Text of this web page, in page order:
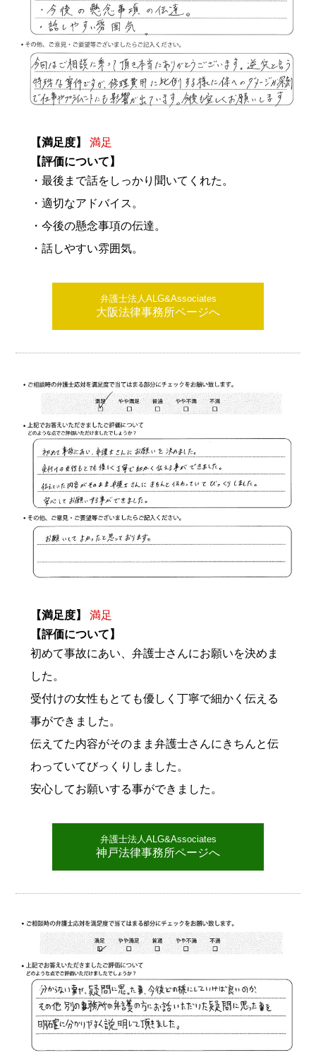
【満足度】
満足
【評価について】
・最後まで話をしっかり聞いてくれた。
・適切なアドバイス。
・今後の懸念事項の伝達。
・話しやすい雰囲気。
弁護士法人ALG&Associates
大阪法律事務所ページへ
【満足度】
満足
【評価について】
初めて事故にあい、弁護士さんにお願いを決めま
した。
受付けの女性もとても優しく丁寧で細かく伝える
事ができました。
伝えてた内容がそのまま弁護士さんにきちんと伝
わっていてびっくりしました。
安心してお願いする事ができました。
弁護士法人ALG&Associates
神戸法律事務所ページへ